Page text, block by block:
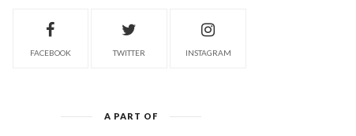
FACEBOOK TWITTER INSTAGRAM
A PART OF